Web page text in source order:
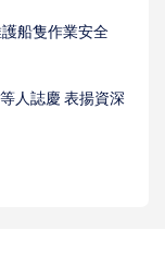
船隻作業安全
人誌慶 表揚資深